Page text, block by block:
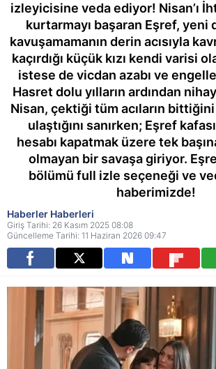
izleyicisine veda ediyor! Nisan’ı
kurtarmayı başaran Eşref, yeni
kavuşamamanın derin acısıyla
kaçırdığı küçük kızı kendi varisi
istese de vicdan azabı ve
Hasret dolu yılların ardından
Nisan, çektiği tüm acıların
ulaştığını sanırken; Eşref
hesabı kapatmak üzere tek
olmayan bir savaşa giriyor.
bölümü full izle seçeneği ve
haberimizde!
Haberler Haberleri
Giriş Tarihi: 26 Kasım 2025 08:08
Güncelleme Tarihi: 11 Haziran 2026 09:47